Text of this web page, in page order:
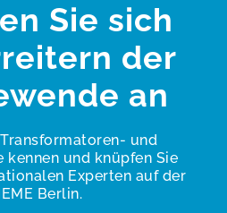
Sie sich
der
an
und
kennen und knüpfen Sie
Experten auf der
Berlin.